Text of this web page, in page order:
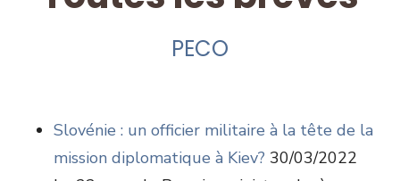
PECO
Slovénie : un officier militaire à la tête de la
mission diplomatique à Kiev? 30/03/2022